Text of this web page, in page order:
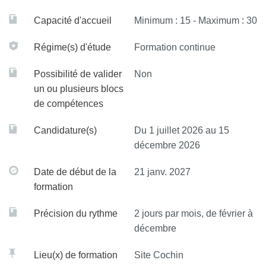
économique mondiale !
Selon l’ONU, le développement humain est à la fois un
processus et un résultat qui mobilise « le pouvoir d’agir ».
Le pouvoir d’agir est la base du processus de
rétablissement. Des précarités, à l’inclusion sociale quel
Les objectifs de ce diplôme universitaire sont de présenter
domaine pour permettre aux professionnels d’appréhender
Comment les personnes vivant avec un trouble
psychique peuvent-elles être auteurs de leur
Proposer des leviers de bien-être pour chaque patient
activité professionnelle
Capacité d'accueil Minimum : 15 - Maximum : 30
Régime(s) d'étude Formation continue
Possibilité de valider
un ou plusieurs blocs
de compétences
Non
Candidature(s)
Du 1 juillet 2026 au 15
décembre 2026
Date de début de la
formation
21 janv. 2027
Précision du rythme
2 jours par mois, de février à
décembre
Lieu(x) de formation Site Cochin